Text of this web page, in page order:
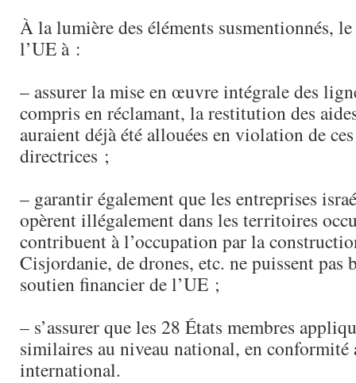
À la lumière des éléments susmentionnés,
l’UE à :
– assurer la mise en œuvre intégrale des
compris en réclamant, la restitution des
auraient déjà été allouées en violation de
directrices ;
– garantir également que les entreprises
opèrent illégalement dans les territoires
contribuent à l’occupation par la
Cisjordanie, de drones, etc. ne puissent pas
soutien financier de l’UE ;
– s’assurer que les 28 États membres
similaires au niveau national, en conformité
international.